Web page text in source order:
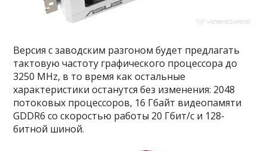
Версия с заводским разгоном будет предлагать
тактовую частоту графического процессора до
3250 MHz, в то время как остальные
характеристики останутся без изменения: 2048
потоковых процессоров, 16 Гбайт видеопамяти
GDDR6 со скоростью работы 20 Гбит/с и 128-
битной шиной.